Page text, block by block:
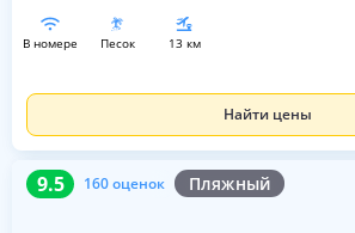
в номере песок 13 км
Найти цены
9.5 160 оценок Пляжный
9.5 160 оценок